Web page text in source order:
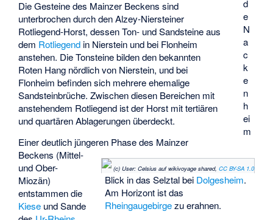
d
e
N
a
c
k
e
n
h
ei
m
(c) User: Celsius auf wikivoyage shared, CC BY-SA 1.0
Blick in das Selztal bei Dolgesheim.
Am Horizont ist das
Rheingaugebirgezu erahnen.
Die Gesteine des Mainzer Beckens sind
unterbrochen durch den Alzey-Niersteiner
Rotliegend-Horst, dessen Ton- und Sandsteine aus
dem Rotliegend in Nierstein und bei Flonheim
anstehen. Die Tonsteine bilden den bekannten
Roten Hang nördlich von Nierstein, und bei
Flonheim befinden sich mehrere ehemalige
Sandsteinbrüche. Zwischen diesen Bereichen mit
anstehendem Rotliegend ist der Horst mit tertiären
und quartären Ablagerungen überdeckt.
Einer deutlich jüngeren Phase des Mainzer
Beckens (Mittel-
und Ober-
Miozän)
entstammen die
Kiese und Sande